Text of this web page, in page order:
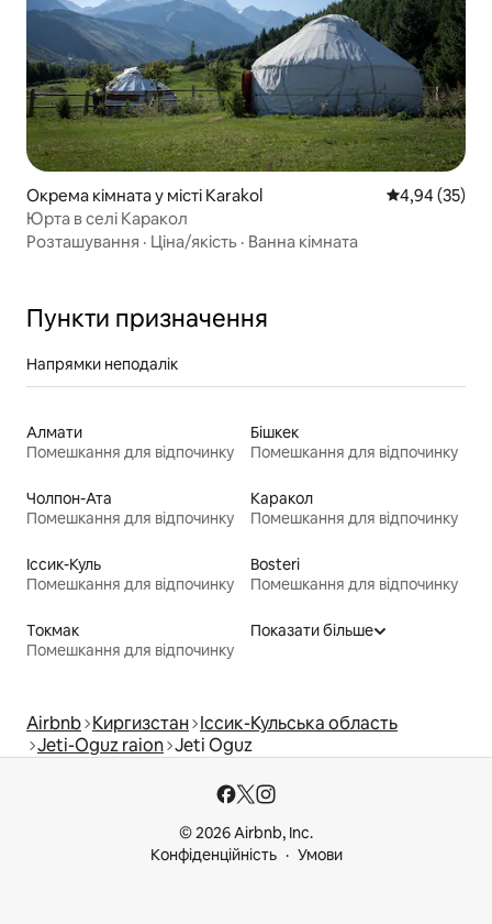
Окрема кімната у місті Karakol Середня
4,94 (35)
Юрта в селі Каракол
Розташування · Ціна/якість · Ванна кімната
Пункти призначення
Напрямки неподалік
Алмати
Помешкання для відпочинку
Бішкек
Помешкання для відпочинку
Чолпон-Ата
Помешкання для відпочинку
Каракол
Помешкання для відпочинку
Іссик-Куль
Помешкання для відпочинку
Bosteri
Помешкання для відпочинку
Токмак
Помешкання для відпочинку
Показати більше
Airbnb Киргизстан Іссик-Кульська область
Jeti-Oguz raion Jeti Oguz
© 2026 Airbnb, Inc.
Конфіденційність
Умови